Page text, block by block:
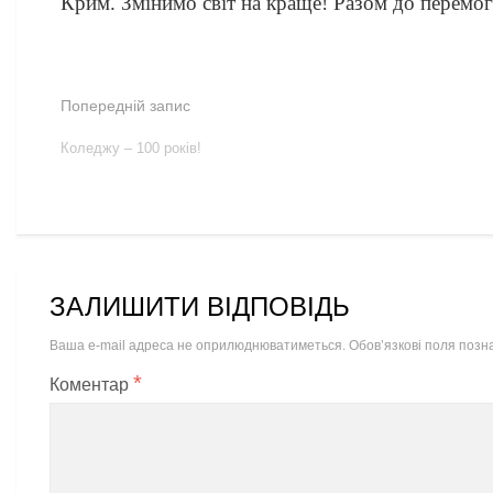
Попередній запис
Коледжу – 100 років!
ЗАЛИШИТИ ВІДПОВІДЬ
Ваша e-mail адреса не оприлюднюватиметься. Обов’язкові поля
Коментар *